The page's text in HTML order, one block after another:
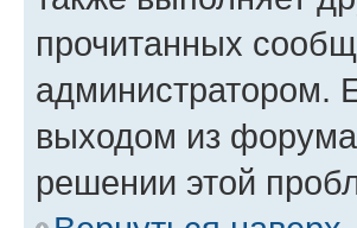
прочитанных
администратором.
выходом из
решении этой